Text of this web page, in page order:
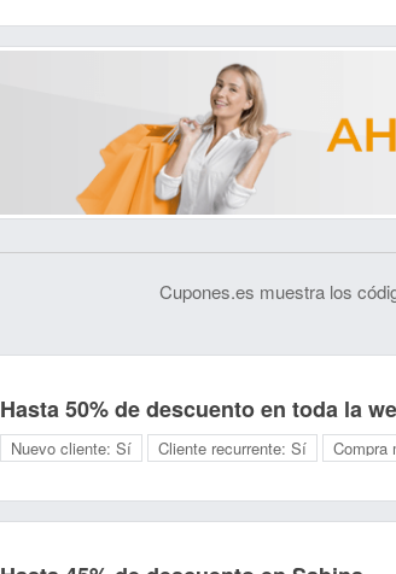
Cupones.es muestra los
Hasta 50% de descuento en toda la
Nuevo cliente: Sí Cliente recurrente: Sí Compra